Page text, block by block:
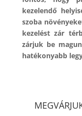
kezelendő
szoba
kezelést zár
zárjuk be
hatékonyabb